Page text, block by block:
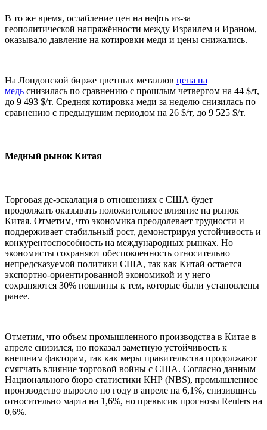
В то же время, ослабление цен на нефть из-за
геополитической напряжённости между Израилем и Ираном,
оказывало давление на котировки меди и цены снижались.
На Лондонской бирже цветных металлов цена на
медь снизилась по сравнению с прошлым четвергом на 44 $/т,
до 9 493 $/т. Средняя котировка меди за неделю снизилась по
сравнению с предыдущим периодом на 26 $/т, до 9 525 $/т.
Медный рынок Китая
Торговая де-эскалация в отношениях с США будет
продолжать оказывать положительное влияние на рынок
Китая. Отметим, что экономика преодолевает трудности и
поддерживает стабильный рост, демонстрируя устойчивость и
конкурентоспособность на международных рынках. Но
экономисты сохраняют обеспокоенность относительно
непредсказуемой политики США, так как Китай остается
экспортно-ориентированной экономикой и у него
сохраняются 30% пошлины к тем, которые были установлены
ранее.
Отметим, что объем промышленного производства в Китае в
апреле снизился, но показал заметную устойчивость к
внешним факторам, так как меры правительства продолжают
смягчать влияние торговой войны с США. Согласно данным
Национального бюро статистики КНР (NBS), промышленное
производство выросло по году в апреле на 6,1%, снизившись
относительно марта на 1,6%, но превысив прогнозы Reuters на
0,6%.